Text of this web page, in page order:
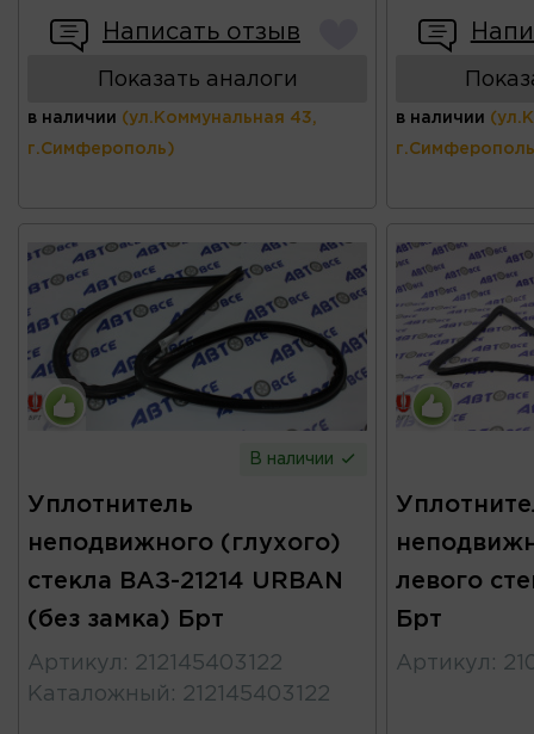
Написать отзыв
Показать аналоги
в наличии (ул.Коммунальная 43,
г.Симферополь)
в наличии
В наличии
Уплотнитель
неподвижного (глухого)
стекла ВАЗ-21214 URBAN
(без замка) Брт
Артикул : 212145403122
Каталожный : 212145403122
левого
Брт
Артикул :